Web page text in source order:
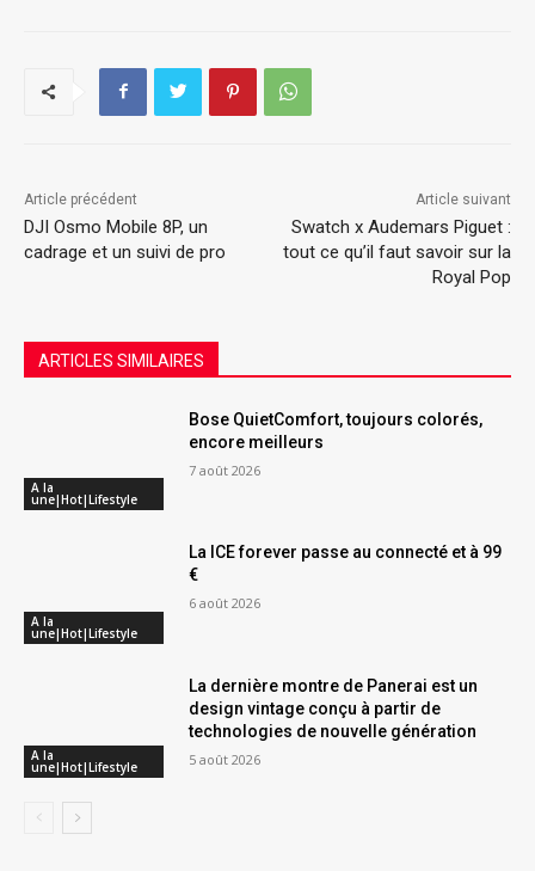
Article précédent
DJI Osmo Mobile 8P, un
cadrage et un suivi de pro
Article suivant
Swatch x Audemars Piguet :
tout ce qu’il faut savoir sur la
Royal Pop
ARTICLES SIMILAIRES
A la
une|Hot|Lifestyle
Bose QuietComfort, toujours colorés,
encore meilleurs
7 août 2026
A la
une|Hot|Lifestyle
La ICE forever passe au connecté et à 99
€
6 août 2026
A la
une|Hot|Lifestyle
La dernière montre de Panerai est un
design vintage conçu à partir de
technologies de nouvelle génération
5 août 2026